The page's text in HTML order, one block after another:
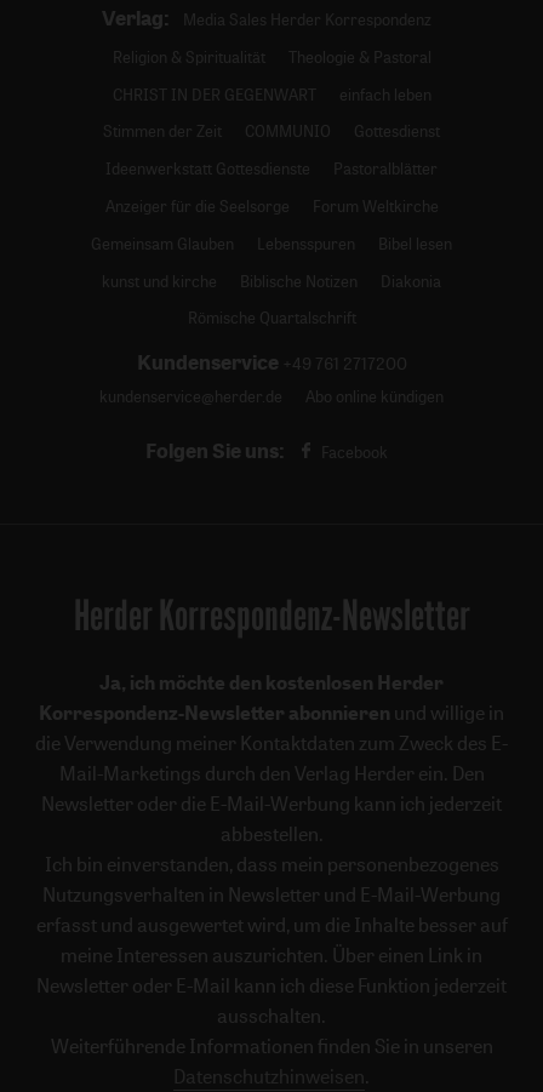
Verlag:
Media Sales Herder Korrespondenz
Religion & Spiritualität
Theologie & Pastoral
CHRIST IN DER GEGENWART
einfach leben
Stimmen der Zeit
COMMUNIO
Gottesdienst
Ideenwerkstatt Gottesdienste
Pastoralblätter
Anzeiger für die Seelsorge
Forum Weltkirche
Gemeinsam Glauben
Lebensspuren
Bibel lesen
kunst und kirche
Biblische Notizen
Diakonia
Römische Quartalschrift
Kundenservice +49 761 2717200
kundenservice@herder.de
Abo online kündigen
Folgen Sie uns: Facebook
Herder Korrespondenz-Newsletter
Ja, ich möchte den kostenlosen Herder
Korrespondenz-Newsletter abonnieren und willige in
die Verwendung meiner Kontaktdaten zum Zweck des E-
Mail-Marketings durch den Verlag Herder ein. Den
Newsletter oder die E-Mail-Werbung kann ich jederzeit
abbestellen.
Ich bin einverstanden, dass mein personenbezogenes
Nutzungsverhalten in Newsletter und E-Mail-Werbung
erfasst und ausgewertet wird, um die Inhalte besser auf
meine Interessen auszurichten. Über einen Link in
Newsletter oder E-Mail kann ich diese Funktion jederzeit
ausschalten.
Weiterführende Informationen finden Sie in unseren
Datenschutzhinweisen .